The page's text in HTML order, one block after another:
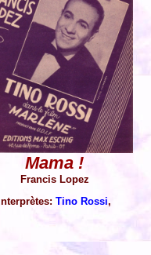
Mama !
Francis Lopez
Interprètes:Tino Rossi,